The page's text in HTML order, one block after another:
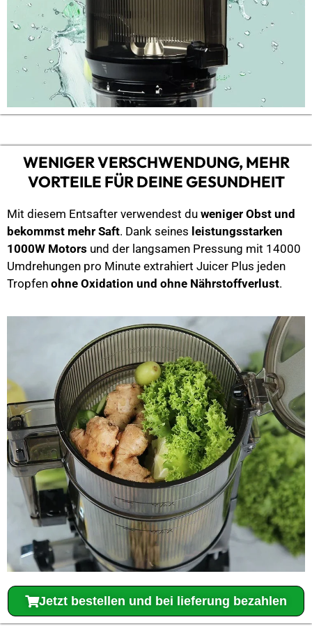
WENIGER VERSCHWENDUNG, MEHR
VORTEILE FÜR DEINE GESUNDHEIT
Mit diesem Entsafter verwendest du weniger Obst und
bekommst mehr Saft. Dank seines leistungsstarken
1000W Motors und der langsamen Pressung mit 14000
Umdrehungen pro Minute extrahiert Juicer Plus jeden
Tropfen ohne Oxidation und ohne Nährstoffverlust.
Jetzt bestellen und bei lieferung bezahlen